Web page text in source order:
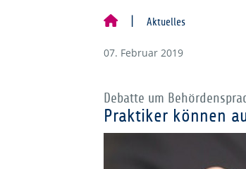
Aktuelles
07. Februar 2019
Debatte um
Praktiker können